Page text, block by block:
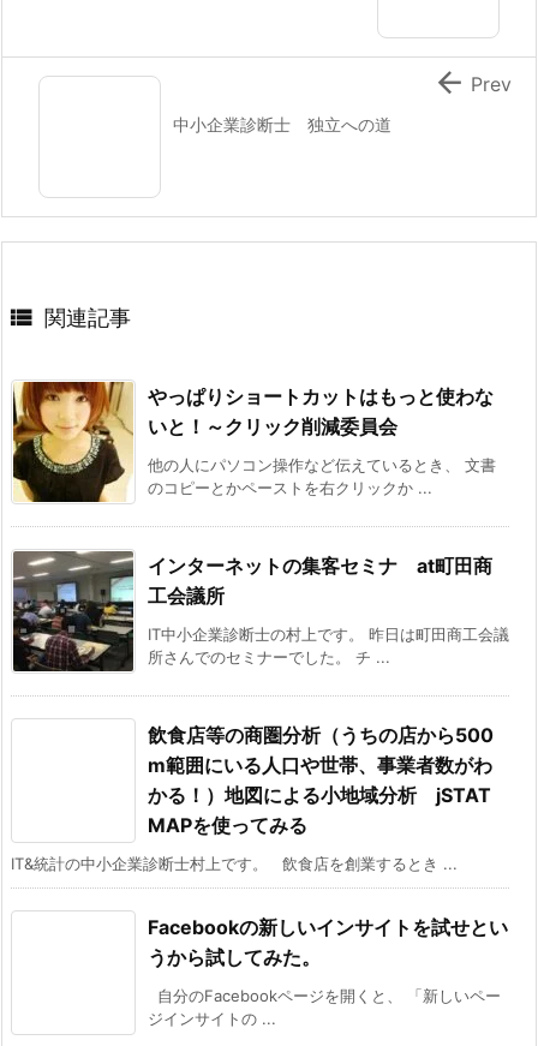
中小企業診断士 独立への道
 Prev
 関連記事
やっぱりショートカットはもっと使わな
いと！～クリック削減委員会
他の人にパソコン操作など伝えているとき、 文書
のコピーとかペーストを右クリックか ...
インターネットの集客セミナ at町田商
工会議所
IT中小企業診断士の村上です。 昨日は町田商工会議
所さんでのセミナーでした。 チ ...
飲食店等の商圏分析（うちの店から500
m範囲にいる人口や世帯、事業者数がわ
かる！）地図による小地域分析 jSTAT
MAPを使ってみる
IT&統計の中小企業診断士村上です。 飲食店を創業するとき ...
Facebookの新しいインサイトを試せとい
うから試してみた。
自分のFacebookページを開くと、 「新しいペー
ジインサイトの ...